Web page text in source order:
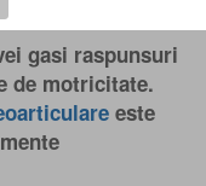
gasi raspunsuri
de motricitate.
este